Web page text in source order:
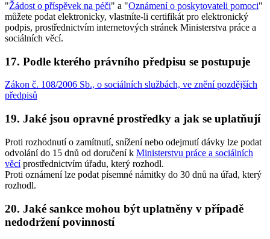
"Žádost o příspěvek na péči" a "Oznámení o poskytovateli pomoci"
můžete podat elektronicky, vlastníte-li certifikát pro elektronický
podpis, prostřednictvím internetových stránek Ministerstva práce a
sociálních věcí.
17. Podle kterého právního předpisu se postupuje
Zákon č. 108/2006 Sb., o sociálních službách, ve znění pozdějších
předpisů
19. Jaké jsou opravné prostředky a jak se uplatňují
Proti rozhodnutí o zamítnutí, snížení nebo odejmutí dávky lze podat
odvolání do 15 dnů od doručení k Ministerstvu práce a sociálních
věcíprostřednictvím úřadu, který rozhodl.
Proti oznámení lze podat písemné námitky do 30 dnů na úřad, který
rozhodl.
20. Jaké sankce mohou být uplatněny v případě
nedodržení povinností